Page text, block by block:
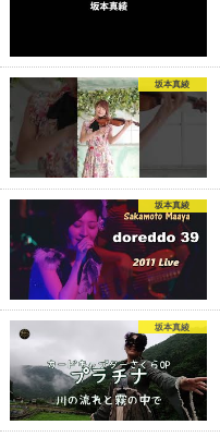
坂本真綾
坂本真綾
坂本真綾